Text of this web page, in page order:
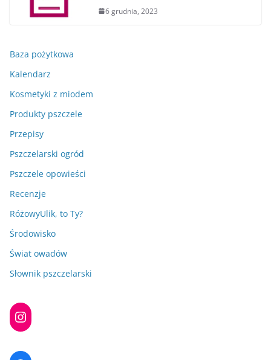
6 grudnia, 2023
Baza pożytkowa
Kalendarz
Kosmetyki z miodem
Produkty pszczele
Przepisy
Pszczelarski ogród
Pszczele opowieści
Recenzje
RóżowyUlik, to Ty?
Środowisko
Świat owadów
Słownik pszczelarski
Instagram